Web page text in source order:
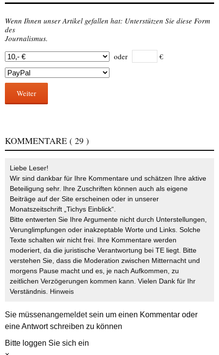
Wenn Ihnen unser Artikel gefallen hat: Unterstützen Sie diese Form
des
Journalismus.
oder
€
Weiter
KOMMENTARE ( 29 )
Liebe Leser!
Wir sind dankbar für Ihre Kommentare und schätzen Ihre aktive
Beteiligung sehr. Ihre Zuschriften können auch als eigene
Beiträge auf der Site erscheinen oder in unserer
Monatszeitschrift „Tichys Einblick“.
Bitte entwerten Sie Ihre Argumente nicht durch Unterstellungen,
Verunglimpfungen oder inakzeptable Worte und Links. Solche
Texte schalten wir nicht frei. Ihre Kommentare werden
moderiert, da die juristische Verantwortung bei TE liegt. Bitte
verstehen Sie, dass die Moderation zwischen Mitternacht und
morgens Pause macht und es, je nach Aufkommen, zu
zeitlichen Verzögerungen kommen kann. Vielen Dank für Ihr
Verständnis. Hinweis
Sie müssenangemeldetsein um einen Kommentar oder
eine Antwort schreiben zu können
Bitte loggen Sie sich ein